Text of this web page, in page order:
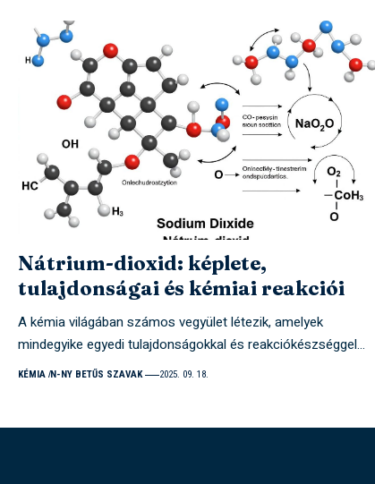
Nátrium-dioxid: képlete,
tulajdonságai és kémiai reakciói
A kémia világában számos vegyület létezik, amelyek
mindegyike egyedi tulajdonságokkal és reakciókészséggel…
KÉMIA N-NY BETŰS SZAVAK 2025. 09. 18.